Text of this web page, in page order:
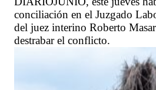
conciliación en el Juzgado
del juez interino Roberto
destrabar el conflicto.